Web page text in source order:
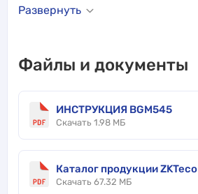
Развернуть
Файлы и документы
ИНСТРУКЦИЯ BGM545
Скачать 1.98 МБ
Каталог продукции ZKTeco
Скачать 67.32 МБ